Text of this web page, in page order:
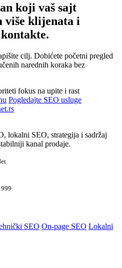
koji vaš sajt
više klijenata i
cilj. Dobićete početni pregled
narednih koraka bez
fokus na upite i rast
Pogledajte SEO usluge
lokalni SEO, strategija i sadržaj
kanal prodaje.
SEO On-page SEO Lokalni